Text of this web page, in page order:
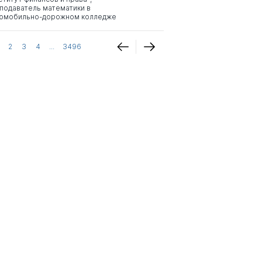
математики в
дорожном колледже
2 3 4 ... 3496